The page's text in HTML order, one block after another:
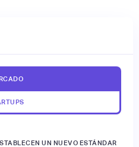
UN NUEVO ESTÁNDAR